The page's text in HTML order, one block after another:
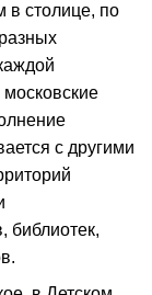
в столице, по
с другими
библиотек,